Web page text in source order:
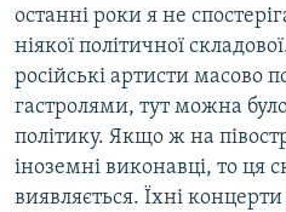
останні роки я не
ніякої політичної
російські артисти масово
гастролями, тут можна
політику. Якщо ж на
іноземні виконавці, то ця
виявляється. Їхні